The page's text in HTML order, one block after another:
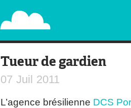
PAPERPLANE
STREET, AMBIENT, GUÉRILLA MARKETING
Tueur de gardien
07 Juil 2011
L’agence brésilienne DCS